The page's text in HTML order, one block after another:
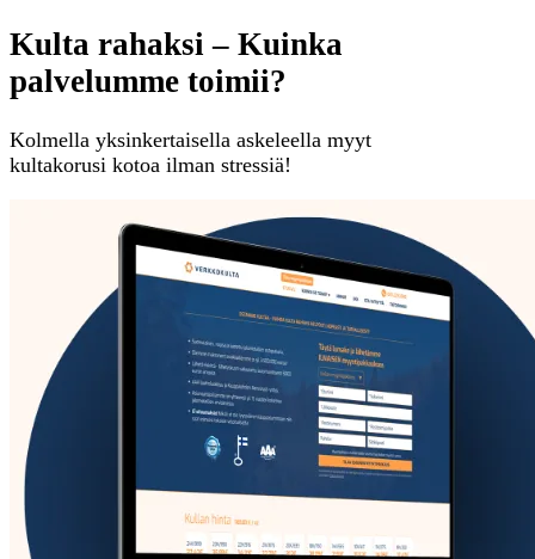
Kulta rahaksi – Kuinka
palvelumme toimii?
Kolmella yksinkertaisella askeleella myyt
kultakorusi kotoa ilman stressiä!